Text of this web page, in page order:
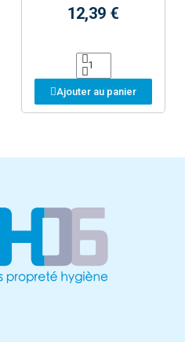
12,39 €
Ajouter au panier